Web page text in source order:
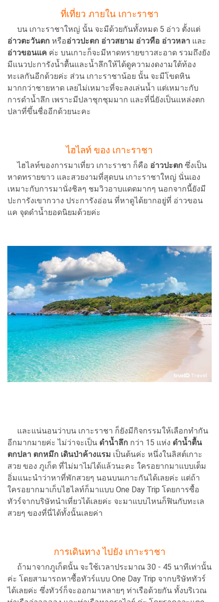
ที่เที่ยว ภายใน เกาะราชา
บน เกาะราชาใหญ่ นั้น จะมีด้วยกันทั้งหมด 5 อ่าว ตั้งแต่
อ่าวตะวันตก หรืออ่าวปะตก อ่าวสยาม อ่าวทือ อ่าวหลา และ
อ่าวขอนแค ค่ะ บนเกาะก็จะมีหาดทรายขาวสะอาด รวมถึงยัง
มีแนวปะการังน้ำตื้นและน้ำลึกให้ได้ดูความงดงามใต้ท้อง
ทะเลกันอีกด้วยค่ะ ส่วน เกาะราชาน้อย นั้น จะมีโขดหิน
มากกว่าชายหาด เลยไม่เหมาะที่จะลงเล่นน้ำ แต่เหมาะกับ
การดำน้ำลึก เพราะมีปลาชุกชุมมาก และที่นี่ยังเป็นแหล่งตก
ปลาที่ขึ้นชื่ออีกด้วยนะคะ
ไฮไลท์ ของ เกาะราชา
ไฮไลท์ของการมาเที่ยว เกาะราชา ก็คือ อ่าวปะตก ซึ่งเป็น
หาดทรายขาว และสวยงามที่สุดบน เกาะราชาใหญ่ นั่นเอง
เหมาะกับการมานั่งชิลๆ ชมวิวอาบแดดมากๆ นอกจากนี้ยังมี
ปะการังเขากวาง ประการังอ่อน ที่หาดูได้ยากอยู่ที่ อ่าวขอน
แค จุดดำน้ำยอดนิยมด้วยค่ะ
และแน่นอนว่าบน เกาะราชา ก็ยังมีกิจกรรมให้เลือกทำกัน
อีกมากมายค่ะ ไม่ว่าจะเป็น ดำน้ำลึก กว่า 15 แห่ง ดำน้ำตื้น
ตกปลา ตกหมึก เดินป่าค้างแรม เป็นต้นค่ะ หนึ่งในลิสต์เกาะ
สวย ของ ภูเก็ต ที่ไม่มาไม่ได้แล้วนะคะ ใครอยากมาแบบเต็ม
อิ่มแนะนำว่าหาที่พักสวยๆ นอนบนเกาะกันได้เลยค่ะ แต่ถ้า
ใครอยากมาเก็บไฮไลท์ก็มาแบบ One Day Trip โดยการซื้อ
ทัวร์จากบริษัทนำเที่ยวได้เลยค่ะ จะมาแบบไหนก็ฟินกับทะเล
สวยๆ ของที่นี่ได้ทั้งนั้นเลยค่า
การเดินทาง ไปยัง เกาะราชา
ถ้ามาจากภูเก็ตนั้น จะใช้เวลาประมาณ 30 - 45 นาทีเท่านั้น
ค่ะ โดยสามารถหาซื้อทัวร์แบบ One Day Trip จากบริษัททัวร์
ได้เลยค่ะ ซึ่งทัวร์ก็จะออกมาหลายๆ ท่าเรือด้วยกัน ทั้งบริเวณ